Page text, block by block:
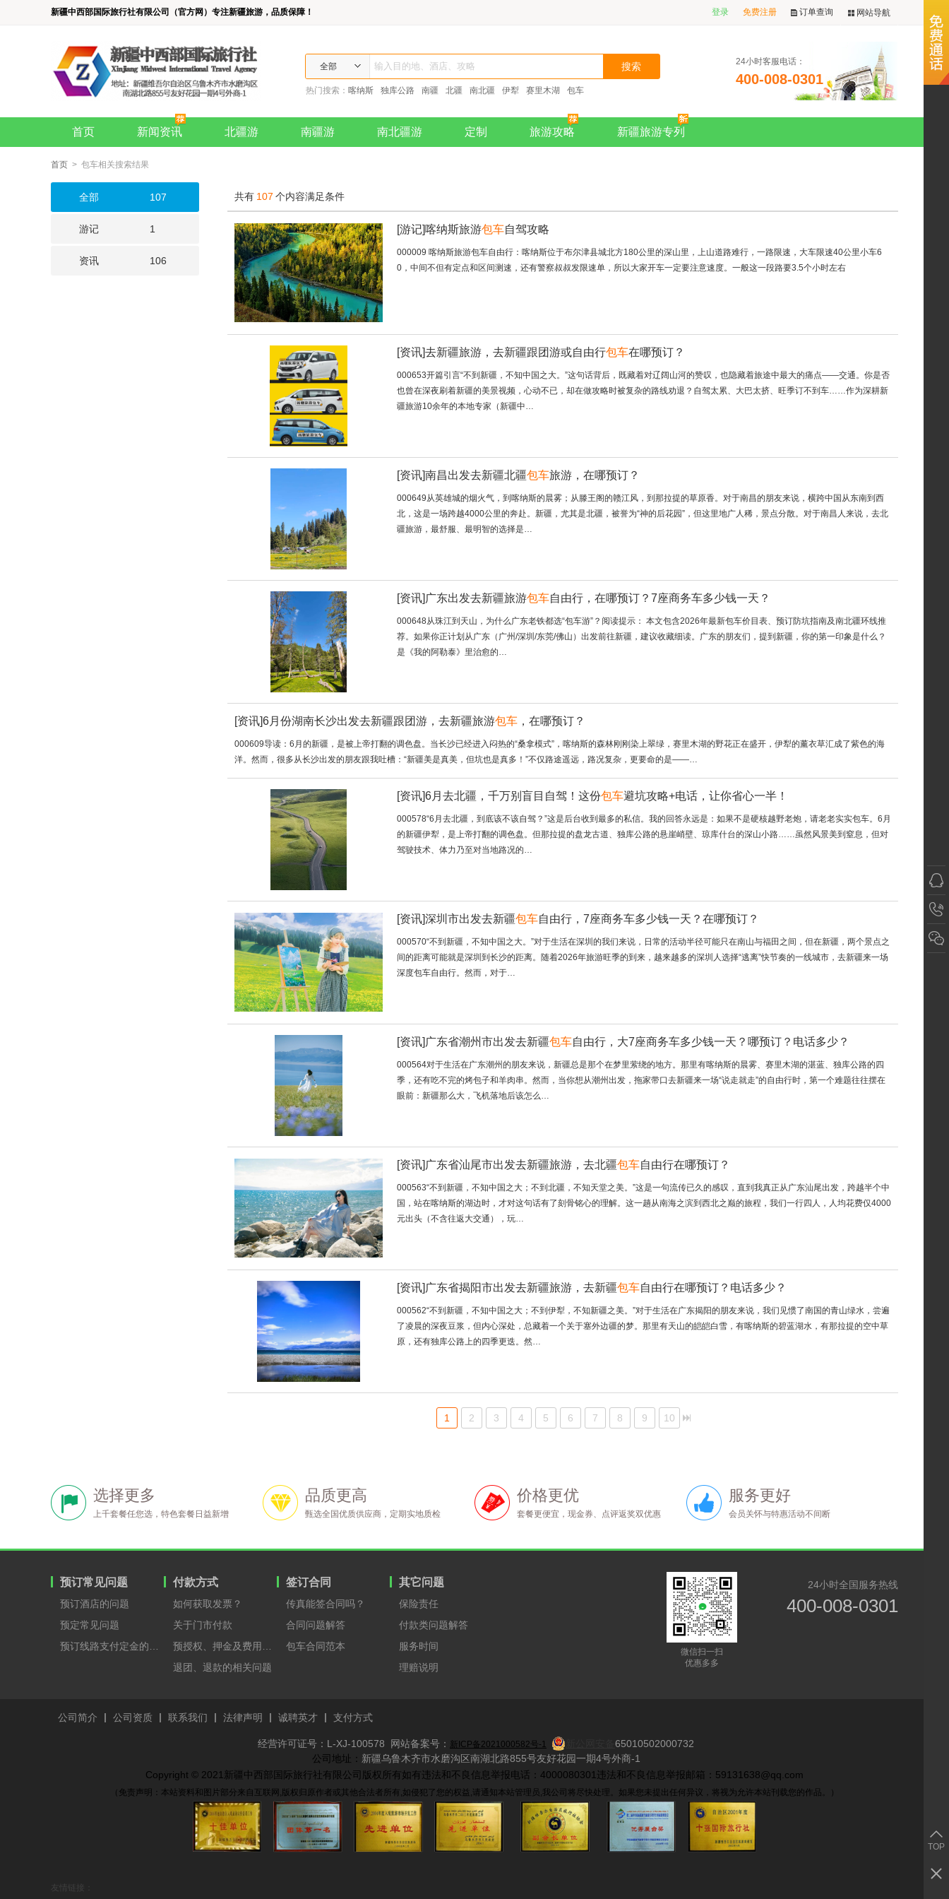
新疆中西部国际旅行社有限公司（官方网）专注新疆旅游，品质保障！ 登录 免费注册 订单查询 网站导航
全部
热门搜索： 喀纳斯 独库公路 南疆 北疆 南北疆 伊犁 赛里木湖 包车
24小时客服电话：
400-008-0301
首页 新闻资讯 北疆游 南疆游 南北疆游 定制 旅游攻略 新疆旅游专列
首页 > 包车相关搜索结果
全部 107
游记 1
资讯 106
共有 107 个内容满足条件
[游记]喀纳斯旅游包车自驾攻略
000009 喀纳斯旅游包车自由行：喀纳斯位于布尔津县城北方180公里的深山里，上山道路难行，一路限速，大车限速40公里小车6
0，中间不但有定点和区间测速，还有警察叔叔发限速单，所以大家开车一定要注意速度。一般这一段路要3.5个小时左右
[资讯]去新疆旅游，去新疆跟团游或自由行包车在哪预订？
000653开篇引言“不到新疆，不知中国之大。”这句话背后，既藏着对辽阔山河的赞叹，也隐藏着旅途中最大的痛点——交通。你是否
也曾在深夜刷着新疆的美景视频，心动不已，却在做攻略时被复杂的路线劝退？自驾太累、大巴太挤、旺季订不到车……作为深耕新
疆旅游10余年的本地专家（新疆中…
[资讯]南昌出发去新疆北疆包车旅游，在哪预订？
000649从英雄城的烟火气，到喀纳斯的晨雾；从滕王阁的赣江风，到那拉提的草原香。对于南昌的朋友来说，横跨中国从东南到西
北，这是一场跨越4000公里的奔赴。新疆，尤其是北疆，被誉为“神的后花园”，但这里地广人稀，景点分散。对于南昌人来说，去北
疆旅游，最舒服、最明智的选择是…
[资讯] 广东出发去新疆旅游包车自由行，在哪预订？7座商务车多少钱一天？
000648从珠江到天山，为什么广东老铁都选“包车游”？阅读提示： 本文包含2026年最新包车价目表、预订防坑指南及南北疆环线推
荐。如果你正计划从广东（广州/深圳/东莞/佛山）出发前往新疆，建议收藏细读。广东的朋友们，提到新疆，你的第一印象是什么？
是《我的阿勒泰》里治愈的…
[资讯]6月份湖南长沙出发去新疆跟团游，去新疆旅游包车 ，在哪预订？
000609导读：6月的新疆，是被上帝打翻的调色盘。当长沙已经进入闷热的“桑拿模式”，喀纳斯的森林刚刚染上翠绿，赛里木湖的野花正在盛开，伊犁的薰衣草汇成了紫色的海
洋。然而，很多从长沙出发的朋友跟我吐槽：“新疆美是真美，但坑也是真多！”不仅路途遥远，路况复杂，更要命的是——…
[资讯]6月去北疆，千万别盲目自驾！这份包车避坑攻略+电话，让你省心一半！
000578“6月去北疆，到底该不该自驾？”这是后台收到最多的私信。我的回答永远是：如果不是硬核越野老炮，请老老实实包车。6月
的新疆伊犁，是上帝打翻的调色盘。但那拉提的盘龙古道、独库公路的悬崖峭壁、琼库什台的深山小路……虽然风景美到窒息，但对
驾驶技术、体力乃至对当地路况的…
[资讯]深圳市出发去新疆包车自由行，7座商务车多少钱一天？在哪预订？
000570“不到新疆，不知中国之大。”对于生活在深圳的我们来说，日常的活动半径可能只在南山与福田之间，但在新疆，两个景点之
间的距离可能就是深圳到长沙的距离。随着2026年旅游旺季的到来，越来越多的深圳人选择“逃离”快节奏的一线城市，去新疆来一场
深度包车自由行。然而，对于…
[资讯] 广东省潮州市出发去新疆包车自由行，大7座商务车多少钱一天？哪预订？电话多少？
000564对于生活在广东潮州的朋友来说，新疆总是那个在梦里萦绕的地方。那里有喀纳斯的晨雾、赛里木湖的湛蓝、独库公路的四
季，还有吃不完的烤包子和羊肉串。然而，当你想从潮州出发，拖家带口去新疆来一场“说走就走”的自由行时，第一个难题往往摆在
眼前：新疆那么大，飞机落地后该怎么…
[资讯] 广东省汕尾市出发去新疆旅游，去北疆包车自由行在哪预订？
000563“不到新疆，不知中国之大；不到北疆，不知天堂之美。”这是一句流传已久的感叹，直到我真正从广东汕尾出发，跨越半个中
国，站在喀纳斯的湖边时，才对这句话有了刻骨铭心的理解。这一趟从南海之滨到西北之巅的旅程，我们一行四人，人均花费仅4000
元出头（不含往返大交通），玩…
[资讯] 广东省揭阳市出发去新疆旅游，去新疆包车自由行在哪预订？电话多少？
000562“不到新疆，不知中国之大；不到伊犁，不知新疆之美。”对于生活在广东揭阳的朋友来说，我们见惯了南国的青山绿水，尝遍
了凌晨的深夜豆浆，但内心深处，总藏着一个关于塞外边疆的梦。那里有天山的皑皑白雪，有喀纳斯的碧蓝湖水，有那拉提的空中草
原，还有独库公路上的四季更迭。然…
1 2 3 4 5 6 7 8 9 10
选择更多
上千套餐任您选，特色套餐日益新增
品质更高
甄选全国优质供应商，定期实地质检
价格更优
套餐更便宜，现金券、点评返奖双优惠
服务更好
会员关怀与特惠活动不间断
预订常见问题
预订酒店的问题
预定常见问题
付款方式
如何获取发票？
关于门市付款
退团、退款的相关问题
签订合同
传真能签合同吗？
合同问题解答
包车合同范本
其它问题
保险责任
付款类问题解答
服务时间
理赔说明
24小时全国服务热线
400-008-0301
微信扫一扫
优惠多多
公司简介 公司资质 联系我们 法律声明 诚聘英才 支付方式
经营许可证号：L-XJ-100578 网站备案号： 新ICP备2021000582号-1
65010502000732
​ 公司地址： 新疆乌鲁木齐市水磨沟区南湖北路855号友好花园一期4号外商-1
Copyright © 2021新疆中西部国际旅行社有限公司版权所有如有违法和不良信息举报电话：4000080301违法和不良信息举报邮箱：59131638@qq.com
（免责声明：本站资料和图片部分来自互联网,版权归原作者或其他合法者所有,如侵犯了您的权益,请通知本站管理员,我公司将尽快处理。如果您未提出任何异议，将视为允许本站刊载您的作品。）
友情链接：
TOP